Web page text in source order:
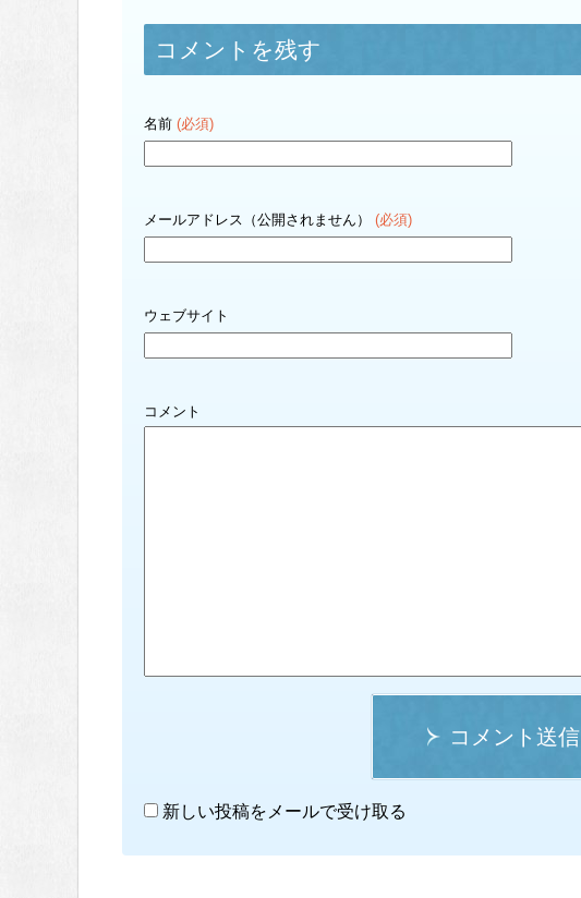
コメントを残す
名前 (必須)
メールアドレス（公開されません） (必須)
ウェブサイト
コメント
コメント送信
新しい投稿をメールで受け取る